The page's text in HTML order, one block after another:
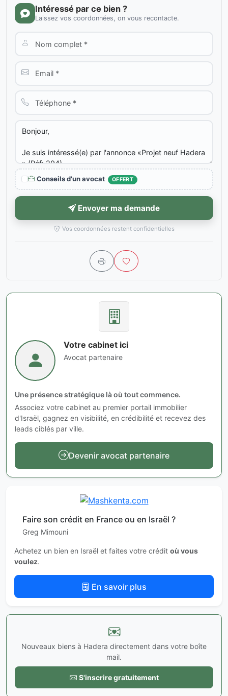
Intéressé par ce bien ?
Laissez vos coordonnées, on vous recontacte.
Conseils d'un avocat OFFERT
Envoyer ma demande
Vos coordonnées restent confidentielles
Votre cabinet ici
Avocat partenaire
Une présence stratégique là où tout commence.
Associez votre cabinet au premier portail immobilier
d'Israël, gagnez en visibilité, en crédibilité et recevez des
leads ciblés par ville.
Devenir avocat partenaire
Faire son crédit en France ou en Israël ?
Greg Mimouni
Achetez un bien en Israël et faites votre crédit où vous
voulez.
En savoir plus
Nouveaux biens à Hadera directement dans votre boîte
mail.
S'inscrire gratuitement